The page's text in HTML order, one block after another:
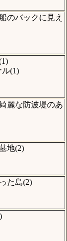
のバックに見え
ル(1)
麗な防波堤のあ
地(2)
た島(2)